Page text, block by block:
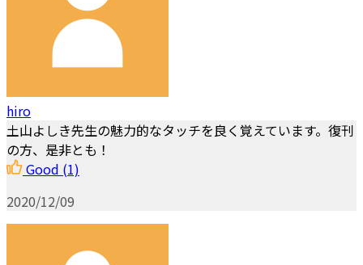
hiro
土山よしき先生の魅力的なタッチを良く覚えています。復刊
の方、是非とも！
Good (1)
2020/12/09